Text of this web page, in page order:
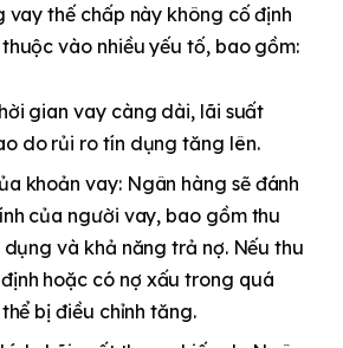
vay thế chấp này không cố định
vào nhiều yếu tố, bao gồm:
gian vay càng dài, lãi suất
do rủi ro tín dụng tăng lên.
khoản vay: Ngân hàng sẽ đánh
của người vay, bao gồm thu
dụng và khả năng trả nợ. Nếu thu
hoặc có nợ xấu trong quá
bị điều chỉnh tăng.